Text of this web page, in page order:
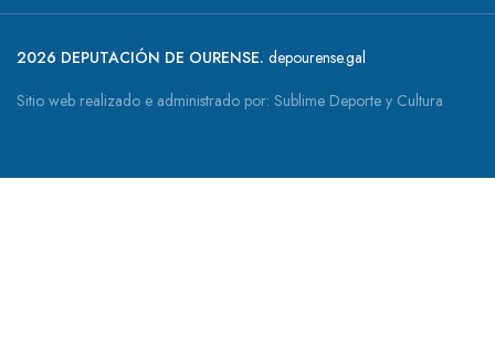
2026 DEPUTACIÓN DE OURENSE. depourense.gal
Sitio web realizado e administrado por: Sublime Deporte y Cultura